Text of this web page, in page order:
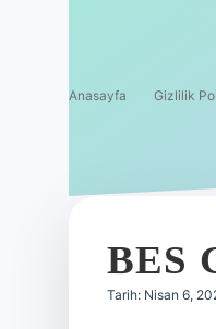
Anasayfa Gizlilik
BES
Tarih: Nisan 6,